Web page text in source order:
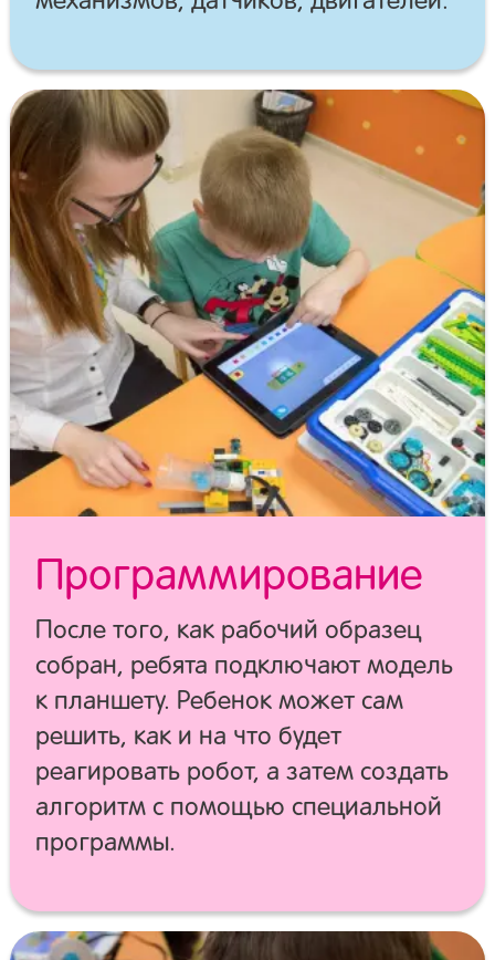
Программирование
После того, как рабочий образец
собран, ребята подключают модель
к планшету. Ребенок может сам
решить, как и на что будет
реагировать робот, а затем создать
алгоритм с помощью специальной
программы.